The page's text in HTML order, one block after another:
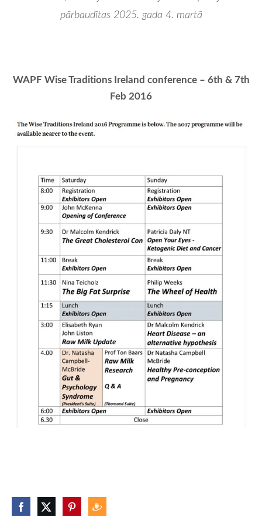
pārbaudītas 2025. gada 4. martā
WAPF Wise Traditions Ireland conference – 6th & 7th
Feb 2016